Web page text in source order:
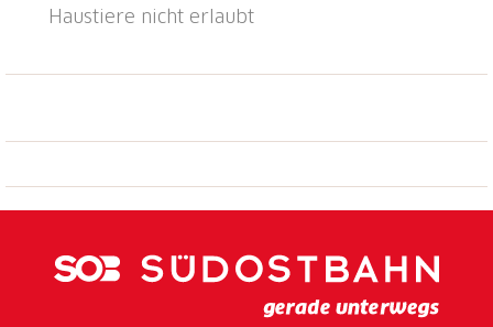
CHF 5.00/Tag, überdachter Parkplatz CHF 8.00/Tag,
Haustiere nicht erlaubt